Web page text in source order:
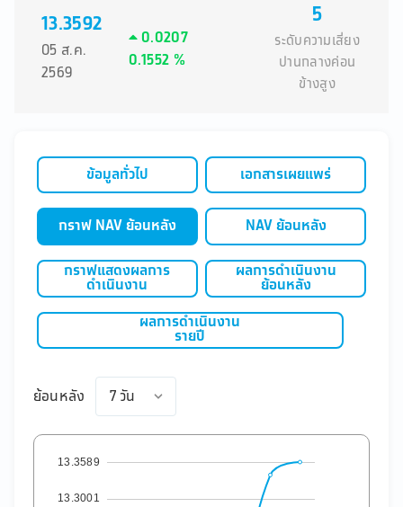
13.3592
05 ส.ค.
2569
0.0207
0.1552 %
5
ระดับความเสี่ยง
ปานกลางค่อน
ข้างสูง
ข้อมูลทั่วไป เอกสารเผยแพร่
กราฟ NAV ย้อนหลัง NAV ย้อนหลัง
กราฟแสดงผลการ
ดำเนินงาน
ผลการดำเนินงาน
ย้อนหลัง
ผลการดำเนินงาน
รายปี
ย้อนหลัง